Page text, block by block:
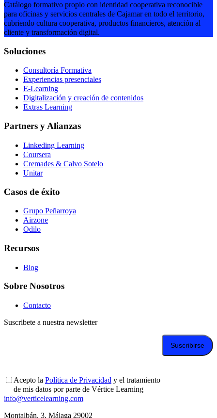
Catálogo formativo propio con identidad cooperativa reconocible
para oficinas y servicios centrales de Cajamar en todo el territorio,
cubriendo cultura cooperativa, productos financieros, atención al
cliente y transformación digital.
Soluciones
Consultoría Formativa
Experiencias presenciales
E-Learning
Digitalización y creación de contenidos
Extras Learning
Partners y Alianzas
Linkeding Learning
Coursera
Cremades & Calvo Sotelo
Unitar
Casos de éxito
Grupo Peñarroya
Airzone
Odilo
Recursos
Blog
Sobre Nosotros
Contacto
Suscribete a nuestra newsletter
Acepto la Política de Privacidad y el tratamiento
de mis datos por parte de Vértice Learning
info@verticelearning.com
Montalbán, 3. Málaga 29002